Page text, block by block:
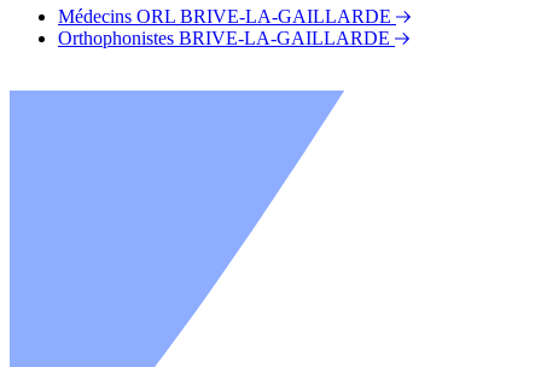
Médecins ORL BRIVE-LA-GAILLARDE
Orthophonistes BRIVE-LA-GAILLARDE